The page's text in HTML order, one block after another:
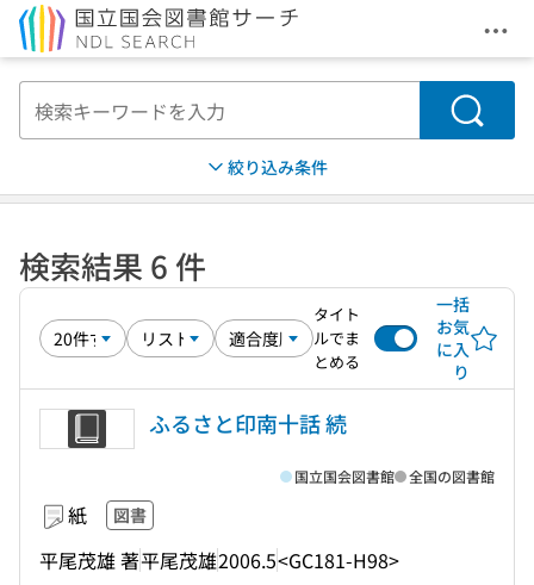
メ
検索
絞り込み条件
検索結果 6 件
タイト
ルでま
とめる
一括
お気
に入
り
ふるさと印南十話 続
紙 図書
平尾茂雄 著平尾茂雄2006.5<GC181-H98>
国立国会図書館 全国の図書館